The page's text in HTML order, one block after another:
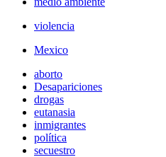
violencia
Mexico
aborto
Desapariciones
drogas
eutanasia
inmigrantes
política
secuestro